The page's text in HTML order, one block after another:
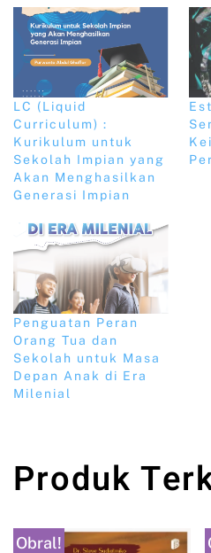
LC (Liquid
Curriculum) :
Kurikulum untuk
Sekolah Impian yang
Akan Menghasilkan
Generasi Impian
Penguatan Peran
Orang Tua dan
Sekolah untuk Masa
Depan Anak di Era
Milenial
Produk
Obral!